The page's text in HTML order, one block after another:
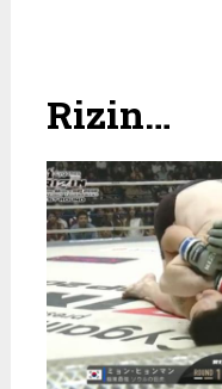
Rizin…